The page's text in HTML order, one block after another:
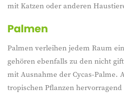
mit Katzen oder anderen
Palmen
Palmen verleihen jedem Raum
gehören ebenfalls zu den nicht
mit Ausnahme der Cycas-Palme.
tropischen Pflanzen